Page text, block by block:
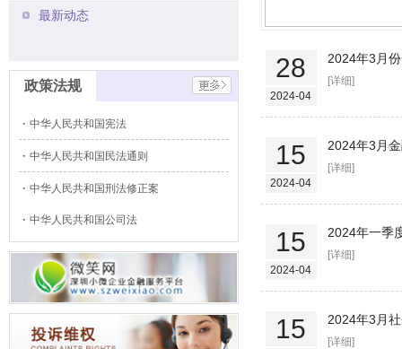
最新动态
政策法规
中华人民共和国宪法
中华人民共和国民法通则
中华人民共和国刑法修正案
中华人民共和国公司法
28
2024-04
2024年3月
[详细]
15
2024-04
2024年3月
[详细]
15
2024-04
2024年一季
[详细]
15 2024年3月
[详细]